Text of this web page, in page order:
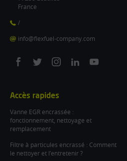
France
/
info@flexfuel-company.com
On
On
On
On
On
Accès rapides
Vanne EGR encrassée :
fonctionnement, nettoyage et
remplacement
Filtre à particules encrassé : Comment
le nettoyer et l’entretenir ?